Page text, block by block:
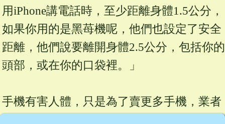
用iPhone講電話時，至少距離身體1.5公分，
如果你用的是黑苺機呢，他們也設定了安全
距離，他們說要離開身體2.5公分，包括你的
頭部，或在你的口袋裡。」
手機有害人體，只是為了賣更多手機，業者